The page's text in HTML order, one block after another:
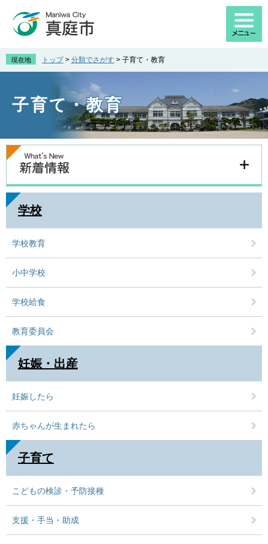
先
を
へ
現在地 トップ > 分類でさがす > 子育て・教育
子育て・教育
本
文
学校
学校教育
小中学校
学校給食
教育委員会
妊娠・出産
妊娠したら
赤ちゃんが生まれたら
子育て
こどもの検診・予防接種
支援・手当・助成